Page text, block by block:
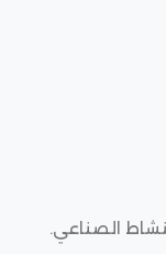
الصناعي.